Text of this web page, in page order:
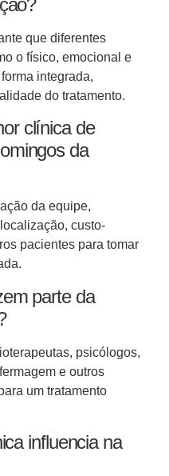
que diferentes
o físico, emocional e
integrada,
do tratamento.
clínica de
da
da equipe,
custo-
pacientes para tomar
parte da
psicólogos,
e outros
um tratamento
influencia na